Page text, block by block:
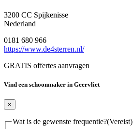
3200 CC Spijkenisse
Nederland
0181 680 966
https://www.de4sterren.nl/
GRATIS offertes aanvragen
Vind een schoonmaker in Geervliet
×
Wat is de gewenste frequentie?(Vereist)